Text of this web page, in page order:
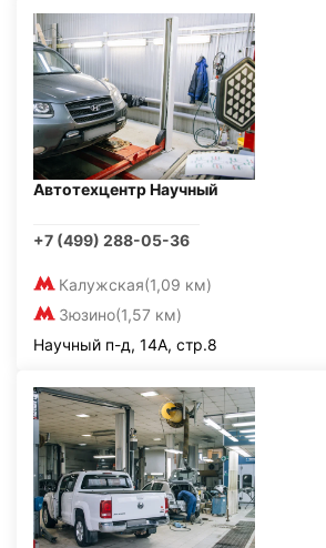
Автотехцентр Научный
+7 (499) 288-05-36
Калужская(1,09 км)
Зюзино(1,57 км)
Научный п-д, 14А, стр.8